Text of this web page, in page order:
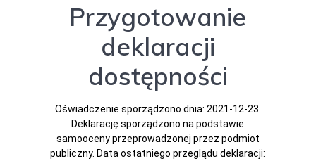
Przygotowanie
deklaracji
dostępności
Oświadczenie sporządzono dnia: 2021-12-23
Deklarację sporządzono na podstawie
samooceny przeprowadzonej przez podmiot
publiczny. Data ostatniego przeglądu deklaracji: